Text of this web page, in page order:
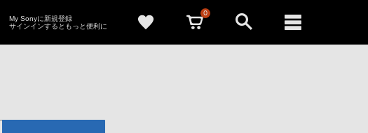
My Sonyに新規登録
サインインするともっと便利に
0